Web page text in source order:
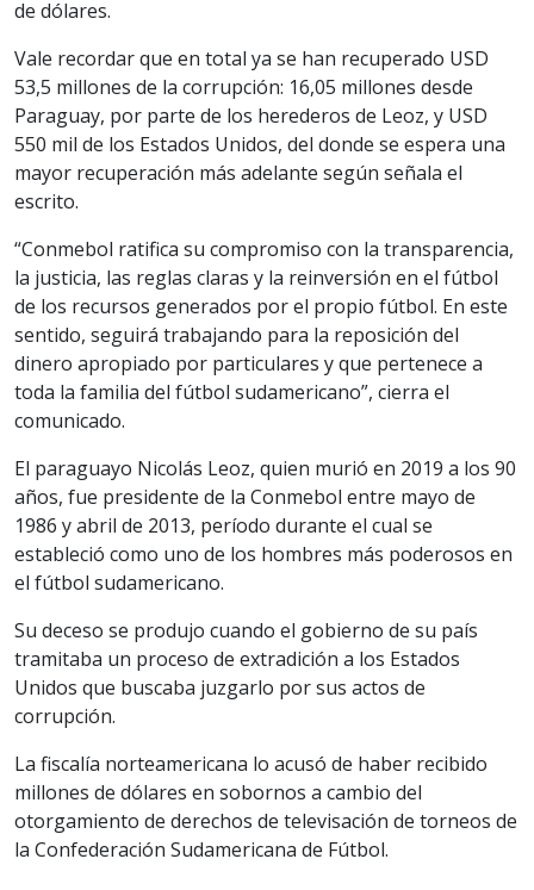
de dólares.
Vale recordar que en total ya se han recuperado USD
53,5 millones de la corrupción: 16,05 millones desde
Paraguay, por parte de los herederos de Leoz, y USD
550 mil de los Estados Unidos, del donde se espera una
mayor recuperación más adelante según señala el
escrito.
“Conmebol ratifica su compromiso con la transparencia,
la justicia, las reglas claras y la reinversión en el fútbol
de los recursos generados por el propio fútbol. En este
sentido, seguirá trabajando para la reposición del
dinero apropiado por particulares y que pertenece a
toda la familia del fútbol sudamericano”, cierra el
comunicado.
El paraguayo Nicolás Leoz, quien murió en 2019 a los 90
años, fue presidente de la Conmebol entre mayo de
1986 y abril de 2013, período durante el cual se
estableció como uno de los hombres más poderosos en
el fútbol sudamericano.
Su deceso se produjo cuando el gobierno de su país
tramitaba un proceso de extradición a los Estados
Unidos que buscaba juzgarlo por sus actos de
corrupción.
La fiscalía norteamericana lo acusó de haber recibido
millones de dólares en sobornos a cambio del
otorgamiento de derechos de televisación de torneos de
la Confederación Sudamericana de Fútbol.